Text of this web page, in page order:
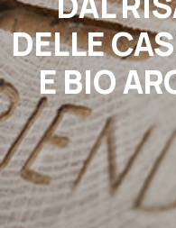
IN
DELLE
E BIO